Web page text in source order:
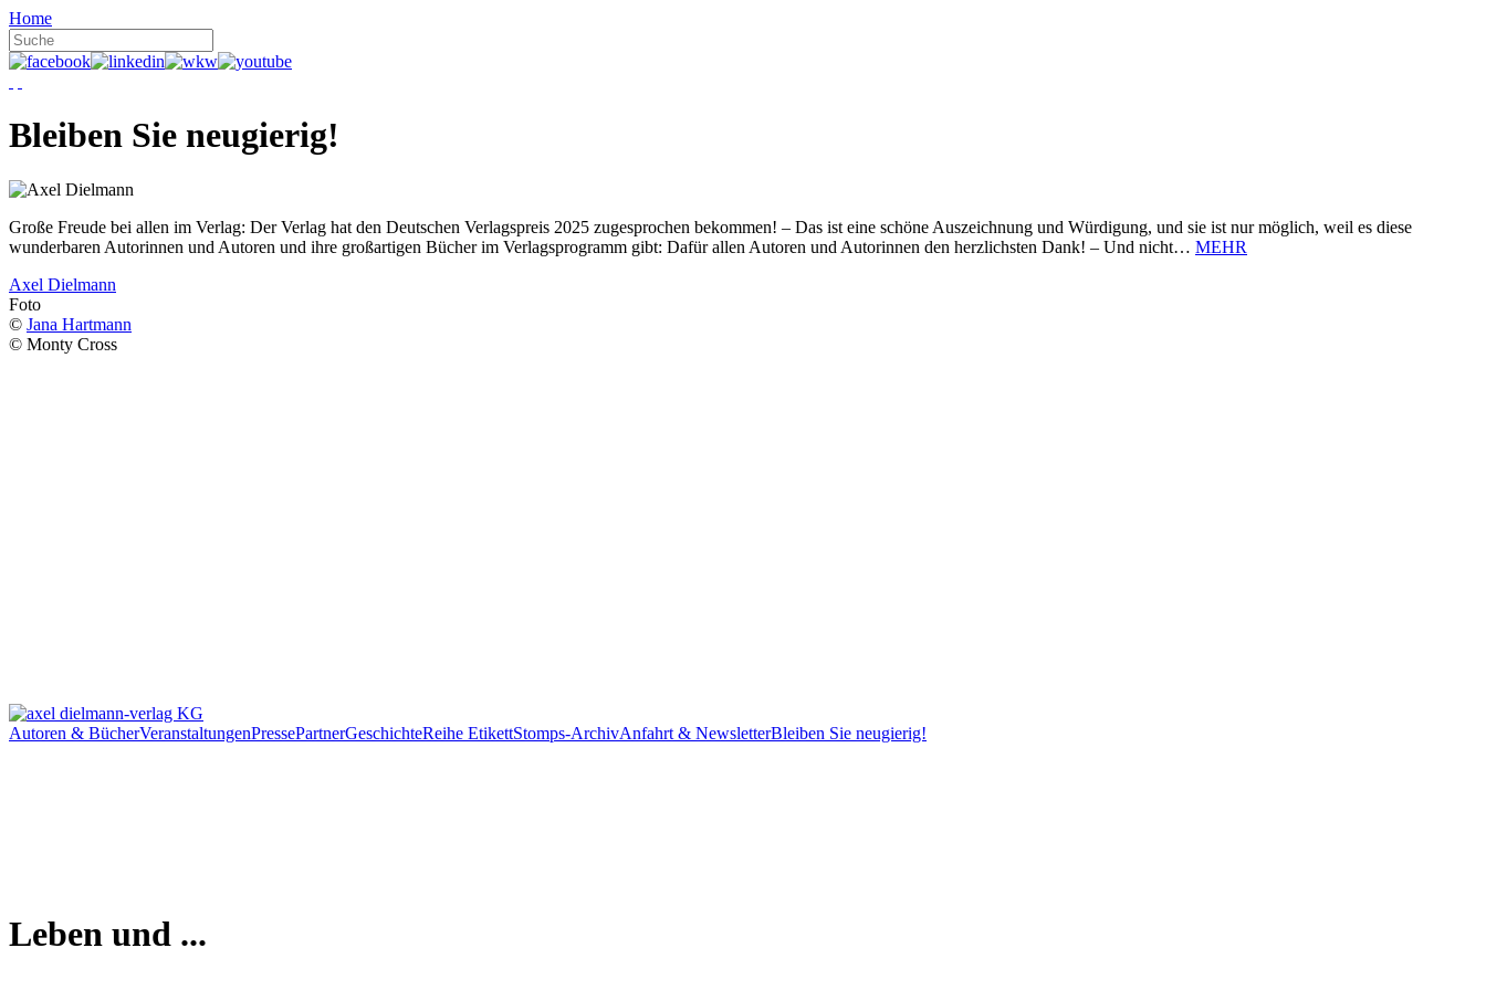
Home
Bleiben Sie neugierig!
Große Freude bei allen im Verlag: Der Verlag hat den Deutschen Verlagspreis 2025 zugesprochen bekommen! – Das ist eine schöne Auszeichnung und Würdigung, und sie ist nur möglich, weil es diese
wunderbaren Autorinnen und Autoren und ihre großartigen Bücher im Verlagsprogramm gibt: Dafür allen Autoren und Autorinnen den herzlichsten Dank! – Und nicht… MEHR
Axel Dielmann
Foto
© Jana Hartmann
© Monty Cross
Autoren & BücherVeranstaltungenPressePartnerGeschichteReihe EtikettStomps-ArchivAnfahrt & NewsletterBleiben Sie neugierig!
Leben und ...